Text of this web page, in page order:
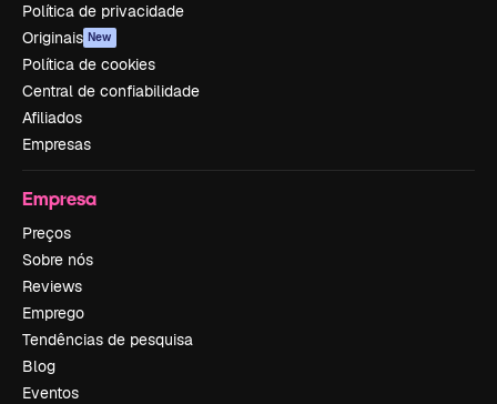
Política de privacidade
Originais New
Política de cookies
Central de confiabilidade
Afiliados
Empresas
Empresa
Preços
Sobre nós
Reviews
Emprego
Tendências de pesquisa
Blog
Eventos